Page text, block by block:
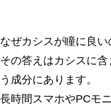
なぜカシスが瞳に良い
その答えはカシスに
う成分にあります。
長時間スマホやPCモ